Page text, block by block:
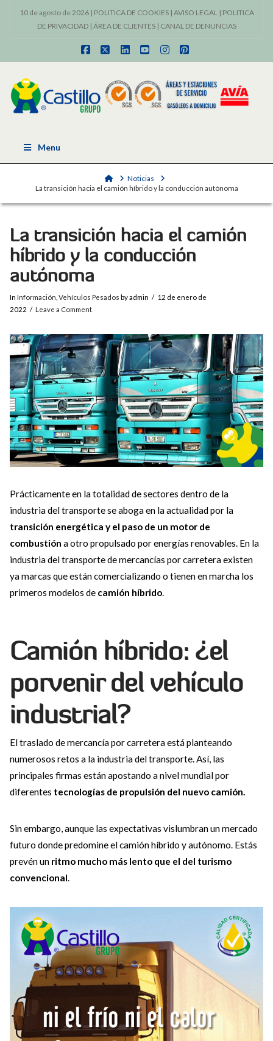
10 de agosto de 2026 | POLITICA DE COOKIES| AVISO LEGAL| POLITICA
DE PRIVACIDAD| ÁREA DE CLIENTES| CANAL DE DENUNCIAS
Facebook
X LinkedInYouTubeInstagram
Pinterest
Menu
HomeNoticias
La transición hacia el camión híbrido y la conducción autónoma
La transición hacia el camión
híbrido y la conducción
autónoma
In Información Vehículos Pesados by admin
12 de enero de
2022
Leave a Comment
Prácticamente en la totalidad de sectores dentro de la
industria del transporte se aboga en la actualidad por la
transición energética y el paso de un motor de
combustión a otro propulsado por energías renovables. En la
industria del transporte de mercancías por carretera existen
ya marcas que están comercializando o tienen en marcha los
primeros modelos de camión híbrido.
Camión híbrido: ¿el
porvenir del vehículo
industrial?
El traslado de mercancía por carretera está planteando
numerosos retos a la industria del transporte. Así, las
principales firmas están apostando a nivel mundial por
diferentes tecnologías de propulsión del nuevo camión.
Sin embargo, aunque las expectativas vislumbran un mercado
futuro donde predomine el camión híbrido y autónomo. Estás
prevén un ritmo mucho más lento que el del turismo
convencional.